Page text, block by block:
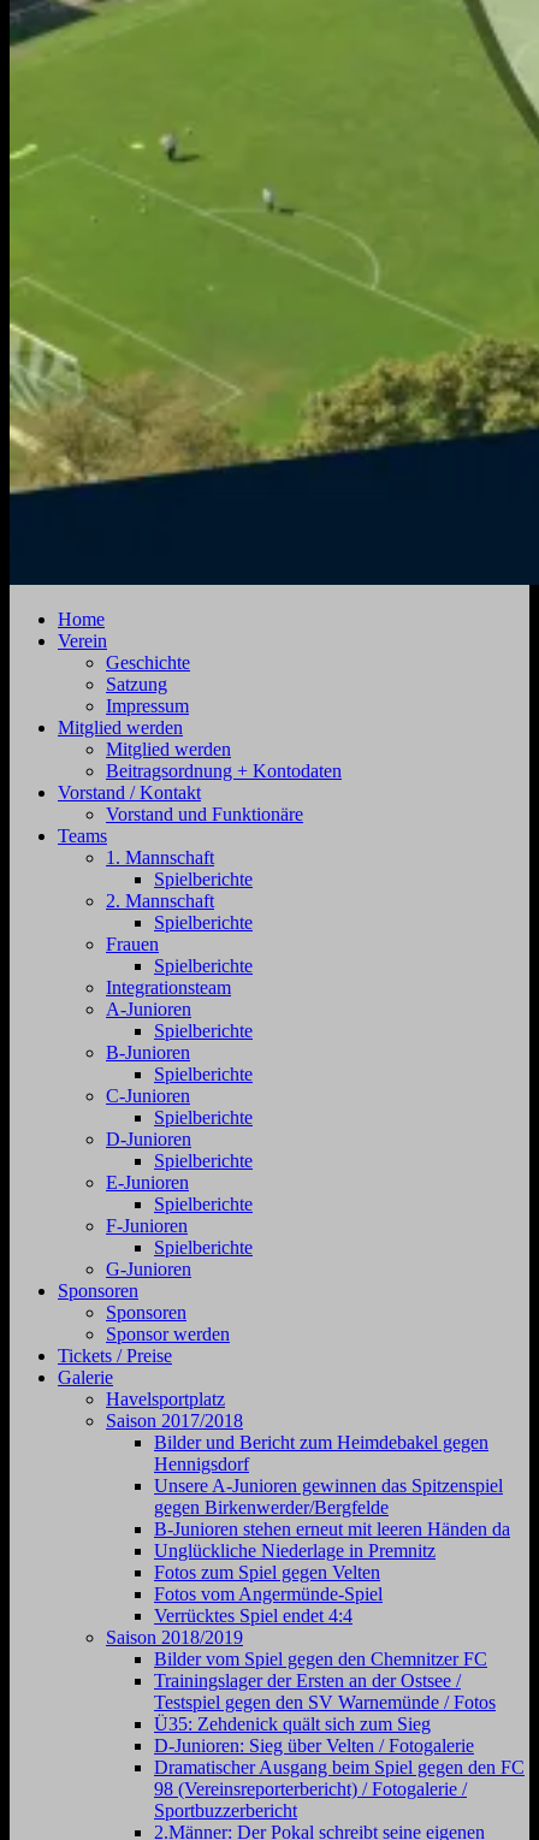
Zehdenick
Jahnstraße
Zehdenick
Home
Verein
Geschichte
Satzung
Impressum
Mitglied werden
Mitglied werden
Beitragsordnung + Kontodaten
Vorstand / Kontakt
Vorstand und Funktionäre
Teams
1. Mannschaft
Spielberichte
2. Mannschaft
Spielberichte
Frauen
Spielberichte
Integrationsteam
A-Junioren
Spielberichte
B-Junioren
Spielberichte
C-Junioren
Spielberichte
D-Junioren
Spielberichte
E-Junioren
Spielberichte
F-Junioren
Spielberichte
G-Junioren
Sponsoren
Sponsoren
Sponsor werden
Tickets / Preise
Galerie
Havelsportplatz
Saison 2017/2018
Bilder und Bericht zum Heimdebakel gegen
Hennigsdorf
Unsere A-Junioren gewinnen das Spitzenspiel
gegen Birkenwerder/Bergfelde
B-Junioren stehen erneut mit leeren Händen da
Unglückliche Niederlage in Premnitz
Fotos zum Spiel gegen Velten
Fotos vom Angermünde-Spiel
Verrücktes Spiel endet 4:4
Saison 2018/2019
Bilder vom Spiel gegen den Chemnitzer FC
Trainingslager der Ersten an der Ostsee /
Testspiel gegen den SV Warnemünde / Fotos
Ü35: Zehdenick quält sich zum Sieg
D-Junioren: Sieg über Velten / Fotogalerie
Dramatischer Ausgang beim Spiel gegen den FC
98 (Vereinsreporterbericht) / Fotogalerie /
Sportbuzzerbericht
2.Männer: Der Pokal schreibt seine eigenen